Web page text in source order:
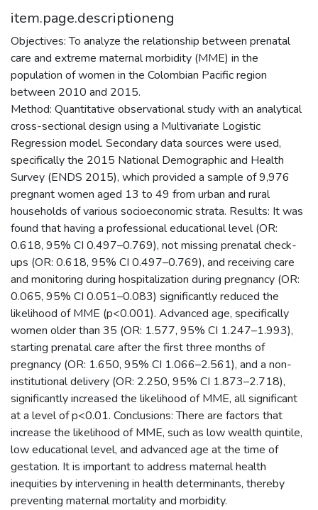
item.page.descriptioneng
Objectives: To analyze the relationship between prenatal
care and extreme maternal morbidity (MME) in the
population of women in the Colombian Pacific region
between 2010 and 2015.
Method: Quantitative observational study with an analytical
cross-sectional design using a Multivariate Logistic
Regression model. Secondary data sources were used,
specifically the 2015 National Demographic and Health
Survey (ENDS 2015), which provided a sample of 9,976
pregnant women aged 13 to 49 from urban and rural
households of various socioeconomic strata. Results: It was
found that having a professional educational level (OR:
0.618, 95% CI 0.497–0.769), not missing prenatal check-
ups (OR: 0.618, 95% CI 0.497–0.769), and receiving care
and monitoring during hospitalization during pregnancy (OR:
0.065, 95% CI 0.051–0.083) significantly reduced the
likelihood of MME (p<0.001). Advanced age, specifically
women older than 35 (OR: 1.577, 95% CI 1.247–1.993),
starting prenatal care after the first three months of
pregnancy (OR: 1.650, 95% CI 1.066–2.561), and a non-
institutional delivery (OR: 2.250, 95% CI 1.873–2.718),
significantly increased the likelihood of MME, all significant
at a level of p<0.01. Conclusions: There are factors that
increase the likelihood of MME, such as low wealth quintile,
low educational level, and advanced age at the time of
gestation. It is important to address maternal health
inequities by intervening in health determinants, thereby
preventing maternal mortality and morbidity.